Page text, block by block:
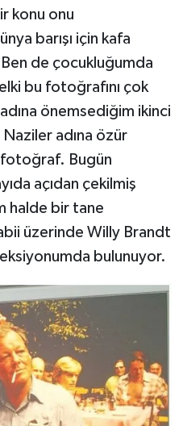
konu onu
barışı için kafa
de çocukluğumda
bu fotoğrafını çok
önemsediğim ikinci
adına özür
Bugün
açıdan çekilmiş
halde bir tane
üzerinde Willy Brandt
bulunuyor.